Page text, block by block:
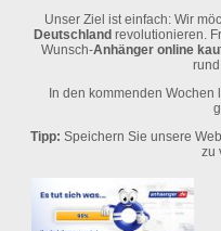
Unser Ziel ist einfach: Wir
Deutschlandrevolutionieren.
Wunsch-Anhänger online
In den kommenden Wochen
Tipp: Speichern Sie unsere
zu